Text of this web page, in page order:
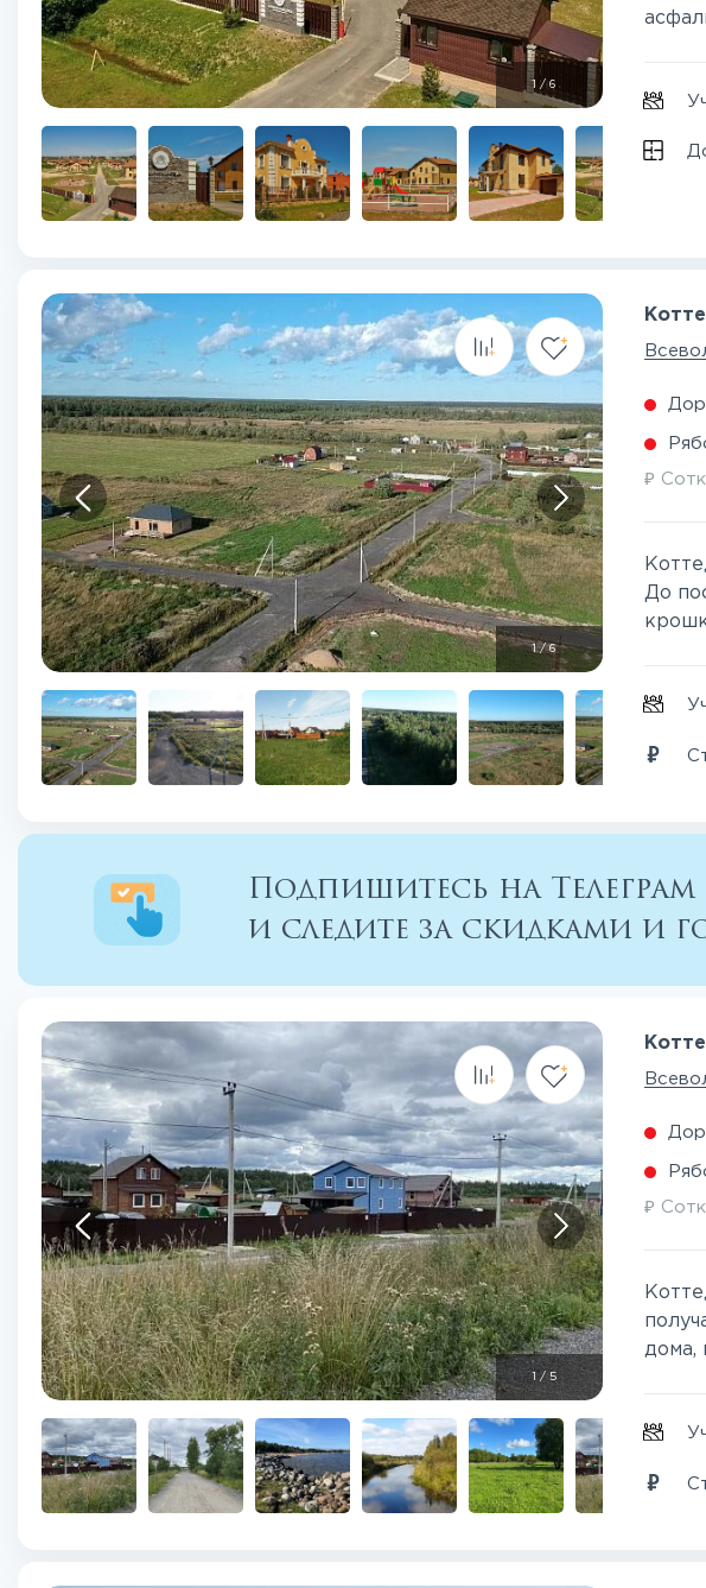
1 /6
1/6
₽
До
Подпишитесь на
и следите за скидками и
/5
₽
дома,